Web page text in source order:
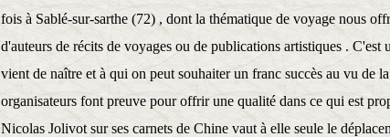
fois à Sablé-sur-sarthe (72) , dont la thématique de voyage nous
d'auteurs de récits de voyages ou de publications artistiques . C'est
vient de naître et à qui on peut souhaiter un franc succès au vu de
organisateurs font preuve pour offrir une qualité dans ce qui est
Nicolas Jolivot sur ses carnets de Chine vaut à elle seule le